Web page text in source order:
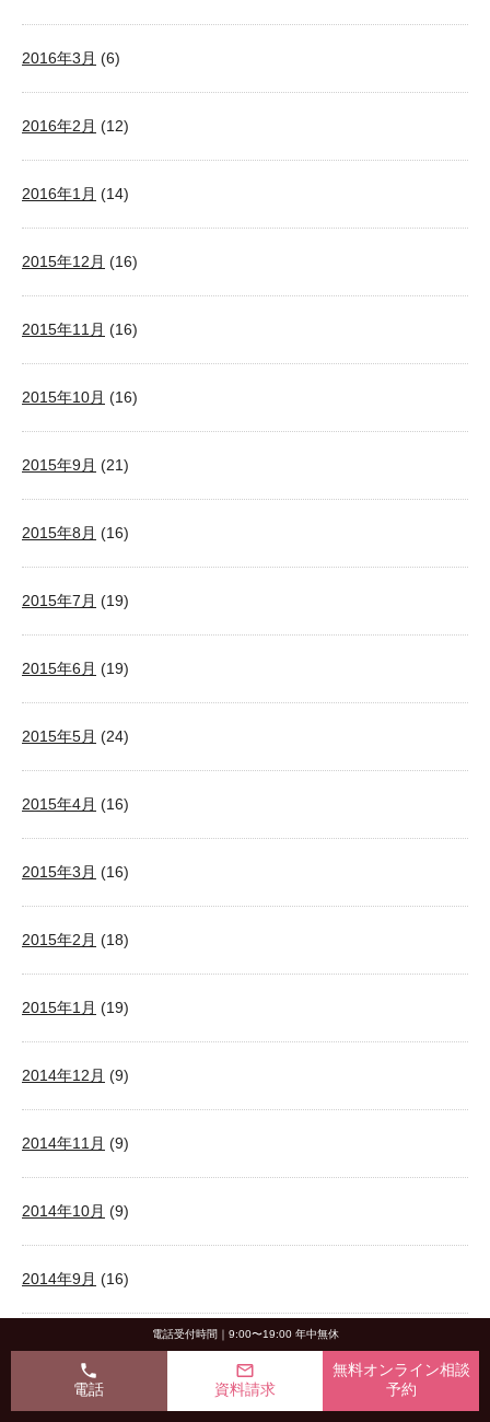
2016年3月 (6)
2016年2月 (12)
2016年1月 (14)
2015年12月 (16)
2015年11月 (16)
2015年10月 (16)
2015年9月 (21)
2015年8月 (16)
2015年7月 (19)
2015年6月 (19)
2015年5月 (24)
2015年4月 (16)
2015年3月 (16)
2015年2月 (18)
2015年1月 (19)
2014年12月 (9)
2014年11月 (9)
2014年10月 (9)
2014年9月 (16)
2014年7月(10)
電話受付時間｜9:00〜19:00 年中無休
phone
電話
mail_outline
資料請求
無料オンライン相談
予約